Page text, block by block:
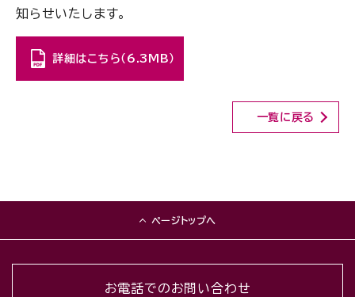
知らせいたします。
詳細はこちら（6.3MB）
一覧に戻る
ページトップへ
お電話でのお問い合わせ